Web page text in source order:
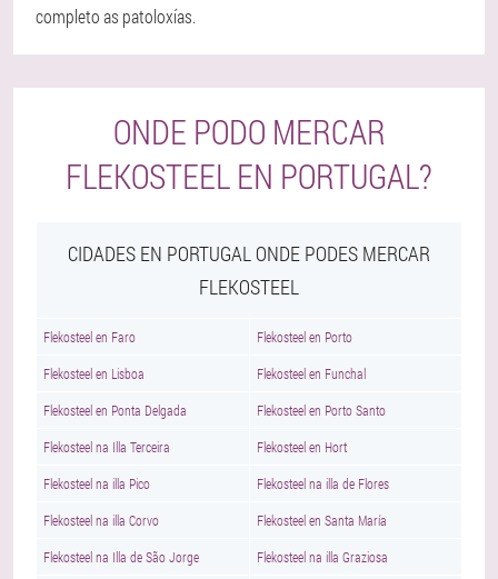
completo as patoloxías.
ONDE PODO MERCAR
FLEKOSTEEL EN PORTUGAL?
CIDADES EN PORTUGAL ONDE PODES MERCAR
FLEKOSTEEL
Flekosteel en Faro Flekosteel en Porto
Flekosteel en Lisboa Flekosteel en Funchal
Flekosteel en Ponta Delgada Flekosteel en Porto Santo
Flekosteel na Illa Terceira Flekosteel en Hort
Flekosteel na illa Pico Flekosteel na illa de Flores
Flekosteel na illa Corvo Flekosteel en Santa María
Flekosteel na Illa de São Jorge Flekosteel na illa Graziosa